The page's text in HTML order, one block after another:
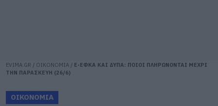
EVIMA.GR / ΟΙΚΟΝΟΜΙΑ / E-ΕΦΚΑ ΚΑΙ ΔΥΠΑ: ΠΟΙΟΙ ΠΛΗΡΩΝΟΝΤΑΙ ΜΕΧΡΙ
ΤΗΝ ΠΑΡΑΣΚΕΥΗ (26/6)
ΟΙΚΟΝΟΜΙΑ